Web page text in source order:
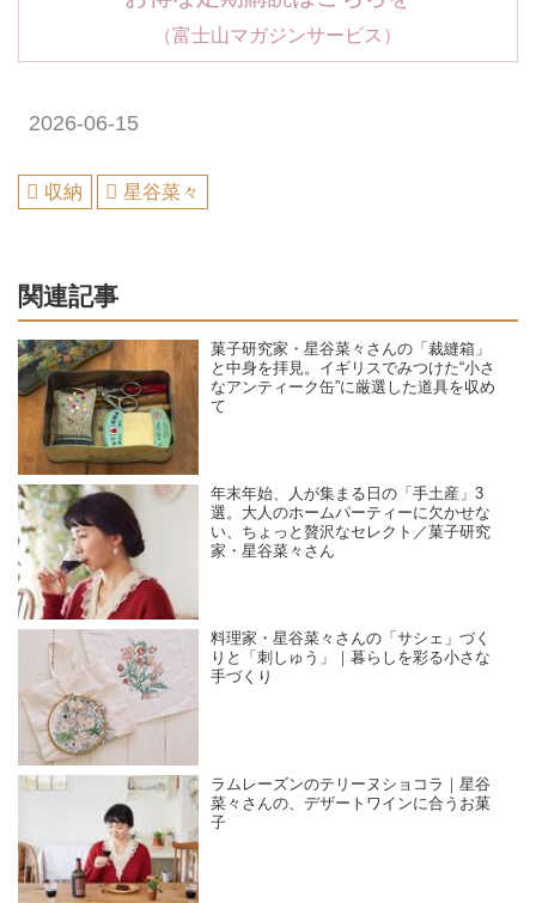
（富士山マガジンサービス）
2026-06-15
収納 星谷菜々
関連記事
菓子研究家・星谷菜々さんの「裁縫箱」
と中身を拝見。イギリスでみつけた“小さ
なアンティーク缶”に厳選した道具を収め
て
年末年始、人が集まる日の「手土産」3
選。大人のホームパーティーに欠かせな
い、ちょっと贅沢なセレクト／菓子研究
家・星谷菜々さん
料理家・星谷菜々さんの「サシェ」づく
りと「刺しゅう」｜暮らしを彩る小さな
手づくり
ラムレーズンのテリーヌショコラ｜星谷
菜々さんの、デザートワインに合うお菓
子